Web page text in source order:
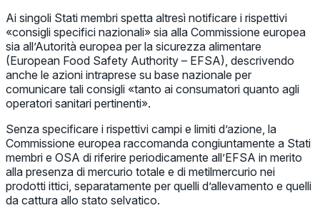
Ai singoli Stati membri spetta altresì notificare i rispettivi
«consigli specifici nazionali» sia alla Commissione europea
sia all’Autorità europea per la sicurezza alimentare
(European Food Safety Authority – EFSA), descrivendo
anche le azioni intraprese su base nazionale per
comunicare tali consigli «tanto ai consumatori quanto agli
operatori sanitari pertinenti».
Senza specificare i rispettivi campi e limiti d’azione, la
Commissione europea raccomanda congiuntamente a Stati
membri e OSA di riferire periodicamente all’EFSA in merito
alla presenza di mercurio totale e di metilmercurio nei
prodotti ittici, separatamente per quelli d’allevamento e quelli
da cattura allo stato selvatico.